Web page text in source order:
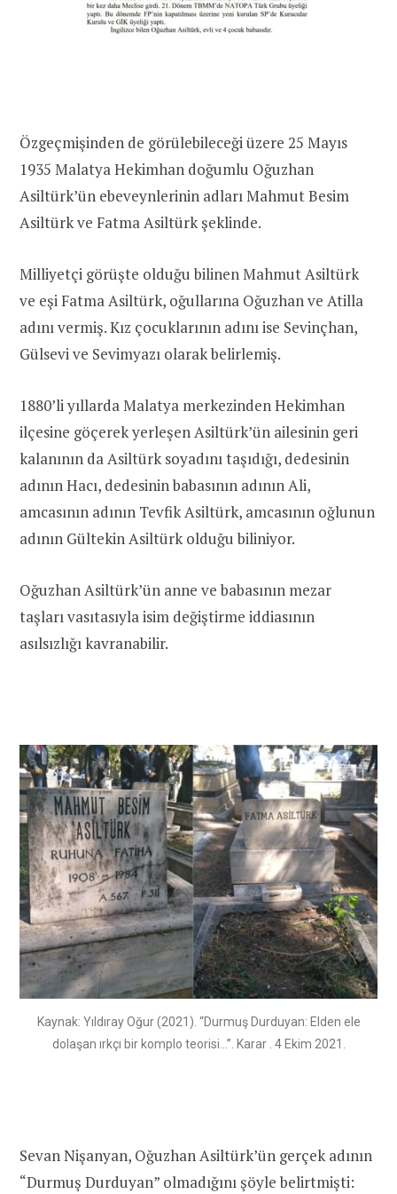
Özgeçmişinden de görülebileceği üzere 25 Mayıs
1935 Malatya Hekimhan doğumlu Oğuzhan
Asiltürk’ün ebeveynlerinin adları Mahmut Besim
Asiltürk ve Fatma Asiltürk şeklinde.
Milliyetçi görüşte olduğu bilinen Mahmut Asiltürk
ve eşi Fatma Asiltürk, oğullarına Oğuzhan ve Atilla
adını vermiş. Kız çocuklarının adını ise Sevinçhan,
Gülsevi ve Sevimyazı olarak belirlemiş.
1880’li yıllarda Malatya merkezinden Hekimhan
ilçesine göçerek yerleşen Asiltürk’ün ailesinin geri
kalanının da Asiltürk soyadını taşıdığı, dedesinin
adının Hacı, dedesinin babasının adının Ali,
amcasının adının Tevfik Asiltürk, amcasının oğlunun
adının Gültekin Asiltürk olduğu biliniyor.
Oğuzhan Asiltürk’ün anne ve babasının mezar
taşları vasıtasıyla isim değiştirme iddiasının
asılsızlığı kavranabilir.
Kaynak: Yıldıray Oğur (2021). “Durmuş Durduyan: Elden ele
dolaşan ırkçı bir komplo teorisi…”. Karar . 4 Ekim 2021.
Sevan Nişanyan, Oğuzhan Asiltürk’ün gerçek adının
“Durmuş Durduyan” olmadığını şöyle belirtmişti: